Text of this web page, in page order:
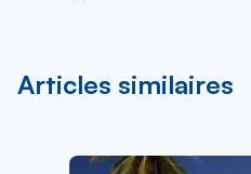
Articles similaires